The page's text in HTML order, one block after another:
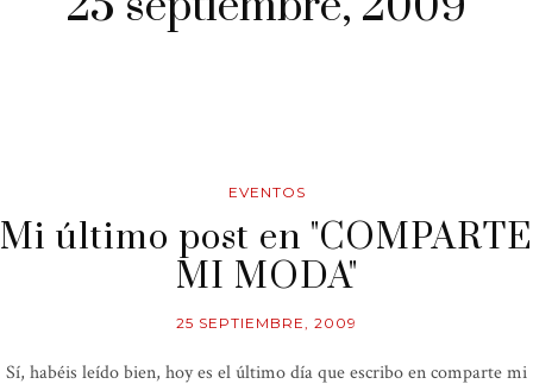
EVENTOS
Mi último post en "COMPARTE
MI MODA"
25 SEPTIEMBRE, 2009
Sí, habéis leído bien, hoy es el último día que escribo en comparte mi